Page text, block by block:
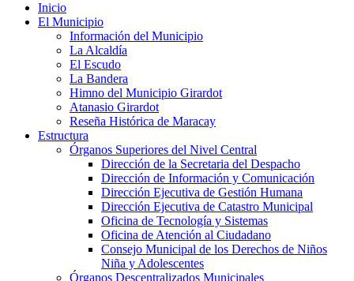
Inicio
El Municipio
Información del Municipio
La Alcaldía
El Escudo
La Bandera
Himno del Municipio Girardot
Atanasio Girardot
Reseña Histórica de Maracay
Estructura
Órganos Superiores del Nivel Central
Dirección de la Secretaria del Despacho
Dirección de Información y Comunicación
Dirección Ejecutiva de Gestión Humana
Dirección Ejecutiva de Catastro Municipal
Oficina de Tecnología y Sistemas
Oficina de Atención al Ciudadano
Consejo Municipal de los Derechos de Niños
Niña y Adolescentes
Órganos Descentralizados Municipales